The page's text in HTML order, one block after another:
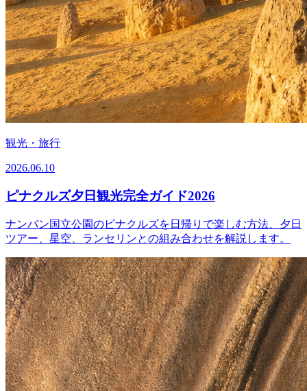
観光・旅行
2026.06.10
ピナクルズ夕日観光完全ガイド2026
ナンバン国立公園のピナクルズを日帰りで楽しむ方法、夕日
ツアー、星空、ランセリンとの組み合わせを解説します。